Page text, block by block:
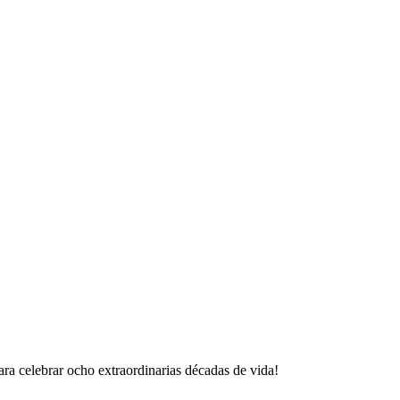
celebrar ocho extraordinarias décadas de vida!